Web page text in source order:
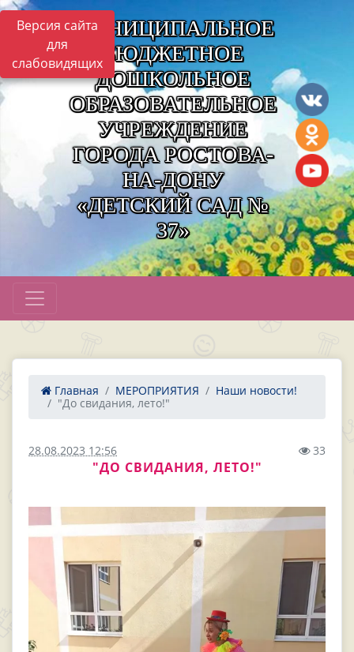
Версия сайта
для
слабовидящих
МУНИЦИПАЛЬНОЕ
БЮДЖЕТНОЕ
ДОШКОЛЬНОЕ
ОБРАЗОВАТЕЛЬНОЕ
УЧРЕЖДЕНИЕ
ГОРОДА РОСТОВА-
НА-ДОНУ
«ДЕТСКИЙ САД №
37»
Главная МЕРОПРИЯТИЯ
Наши новости!
"До свидания, лето!"
28.08.2023 12:56 33
"ДО СВИДАНИЯ, ЛЕТО!"